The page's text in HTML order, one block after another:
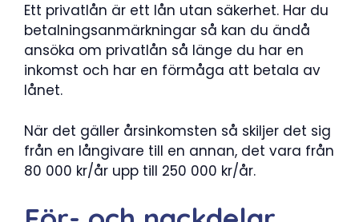
Ett privatlån är ett lån utan säkerhet. Har du
betalningsanmärkningar så kan du ändå
ansöka om privatlån så länge du har en
inkomst och har en förmåga att betala av
lånet.
När det gäller årsinkomsten så skiljer det sig
från en långivare till en annan, det vara från
80 000 kr/år upp till 250 000 kr/år.